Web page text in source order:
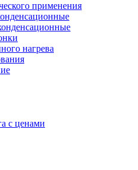
применения
нагрева
с ценами